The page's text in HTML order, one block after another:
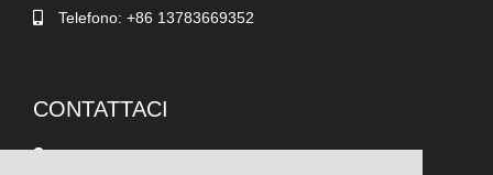
Telefono: +86 13783669352
CONTATTACI
Indirizzo